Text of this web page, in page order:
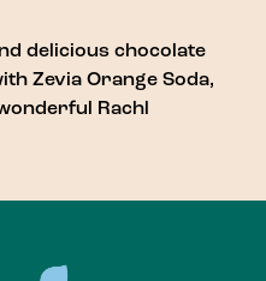
delicious chocolate
Zevia Orange Soda,
Rachl